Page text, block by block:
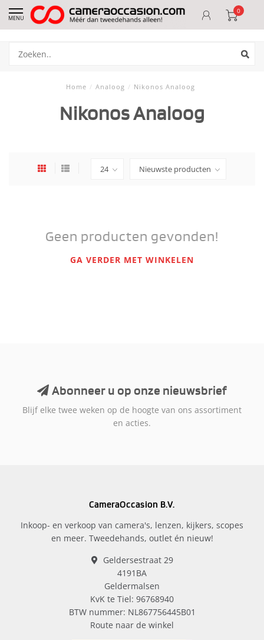
MENU
0
Home / Analoog / Nikonos Analoog
Nikonos Analoog
Geen producten gevonden!
GA VERDER MET WINKELEN
Abonneer u op onze nieuwsbrief
Blijf elke twee weken op de hoogte van ons assortiment
en acties.
CameraOccasion B.V.
Inkoop- en verkoop van camera's, lenzen, kijkers, scopes
en meer. Tweedehands, outlet én nieuw!
Geldersestraat 29
4191BA
Geldermalsen
KvK te Tiel: 96768940
BTW nummer: NL867756445B01
Route naar de winkel